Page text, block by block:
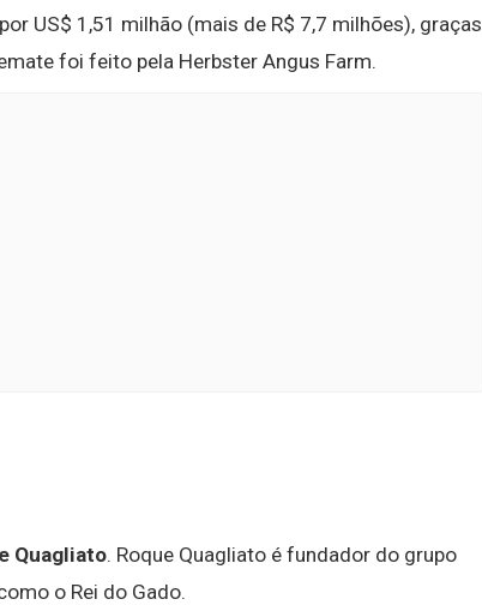
US$ 1,51 milhão (mais de R$ 7,7 milhões), graças
foi feito pela Herbster Angus Farm.
Quagliato. Roque Quagliato é fundador do grupo
o Rei do Gado.